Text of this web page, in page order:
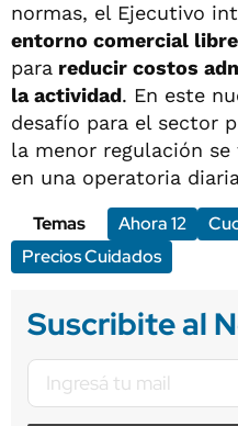
normas, el Ejecutivo
entorno comercial
para reducir costos
la actividad. En este
desafío para el sector
la menor regulación
en una operatoria
Temas
Ahora 12
Precios Cuidados
Suscribite al